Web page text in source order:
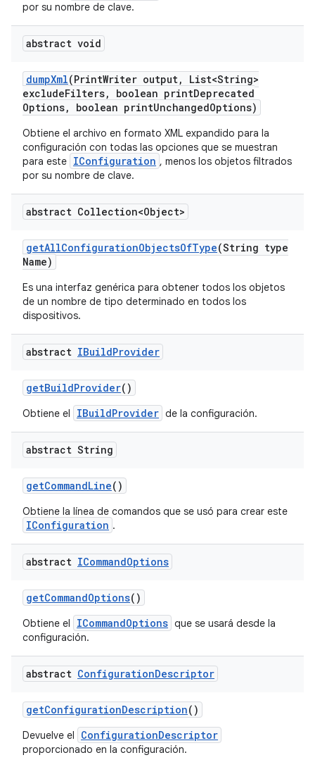
por su nombre de clave.
abstract void
dumpXml(PrintWriter output,
List<String>
excludeFilters, boolean printDeprecated
Options, boolean printUnchangedOptions)
Obtiene el archivo en formato XML expandido para la
configuración con todas las opciones que se muestran
para este IConfiguration , menos los objetos filtrados
por su nombre de clave.
abstract Collection<Object>
getAllConfigurationObjectsOfType(String type
Name)
Es una interfaz genérica para obtener todos los objetos
de un nombre de tipo determinado en todos los
dispositivos.
abstract IBuildProvider
getBuildProvider()
Obtiene el IBuildProvider de la configuración.
abstract String
getCommandLine()
Obtiene la línea de comandos que se usó para crear este
IConfiguration .
abstract ICommandOptions
getCommandOptions()
Obtiene el ICommandOptions que se usará desde la
configuración.
abstract ConfigurationDescriptor
getConfigurationDescription()
Devuelve el ConfigurationDescriptor
proporcionado en la configuración.